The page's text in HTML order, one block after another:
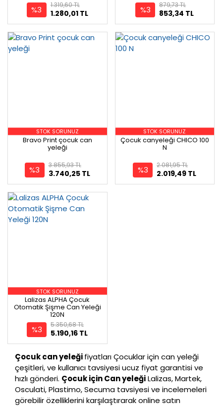
%3 1.280,01 TL
1.319,60 TL %3 853,34 TL
879,73 TL
STOK SORUNUZ
Bravo Print çocuk can
yeleği
%3 3.740,25 TL
3.855,93 TL
STOK SORUNUZ
Çocuk canyeleği CHICO 100
N
%3 2.019,49 TL
2.081,95 TL
STOK SORUNUZ
Lalizas ALPHA Çocuk
Otomatik Şişme Can Yeleği
120N
%3 5.190,16 TL
5.350,68 TL
Çocuk can yeleğifiyatları Çocuklar için can yeleği
çeşitleri, ve kullanıcı tavsiyesi ucuz fiyat garantisi ve
hızlı gönderi. Çocuk için Can yeleğiLalizas, Martek,
Osculati, Plastimo, Secuma tavsiyesi ve incelemeleri
görebilir özelliklerini karşılaştırarak online satın